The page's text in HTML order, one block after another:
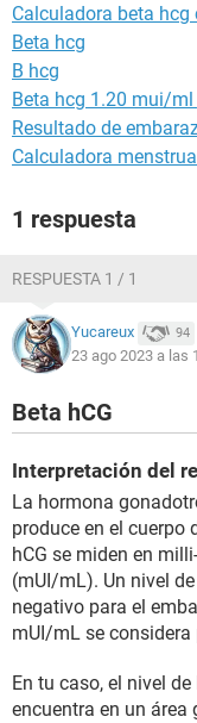
Calculadora beta
Beta hcg
B hcg
Beta hcg 1.20 mui/
Resultado de
Calculadora
1 respuesta
RESPUESTA 1 / 1
Yucareux 94
23 ago 2023 a las
Beta hCG
Interpretación del
La hormona
produce en el cuerpo
hCG se miden en
(mUI/mL). Un nivel
negativo para el
mUI/mL se
En tu caso, el nivel
encuentra en un área